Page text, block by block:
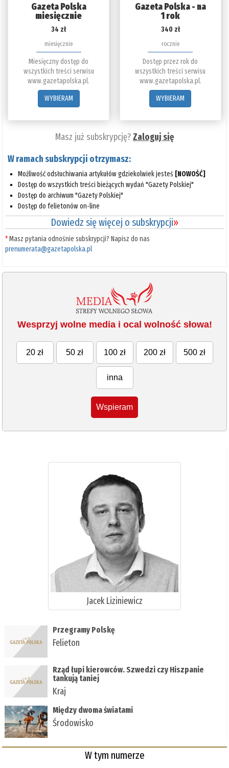
Gazeta Polska
miesięcznie
34 zł
miesięcznie
Miesięczny dostęp do
wszystkich treści serwisu
www.gazetapolska.pl.
WYBIERAM
Gazeta Polska - na
1 rok
340 zł
rocznie
Dostęp przez rok do
wszystkich treści serwisu
www.gazetapolska.pl.
WYBIERAM
Masz już subskrypcję?Zaloguj się
W ramach subskrypcji otrzymasz:
Możliwość odsłuchiwania artykułów gdziekolwiek jesteś [NOWOŚĆ]
Dostęp do wszystkich treści bieżących wydań "Gazety Polskiej"
Dostęp do archiwum "Gazety Polskiej"
Dostęp do felietonów on-line
Dowiedz się więcej o subskrypcji»
*Masz pytania odnośnie subskrypcji? Napisz do nas
prenumerata@gazetapolska.pl
Wesprzyj wolne media i ocal wolność słowa!
20 zł 50 zł 100 zł 200 zł 500 zł
inna
Wspieram
Jacek Liziniewicz
Przegramy Polskę
Felieton
Rząd łupi kierowców. Szwedzi czy Hiszpanie
tankują taniej
Kraj
Między dwoma światami
Środowisko
W tym numerze